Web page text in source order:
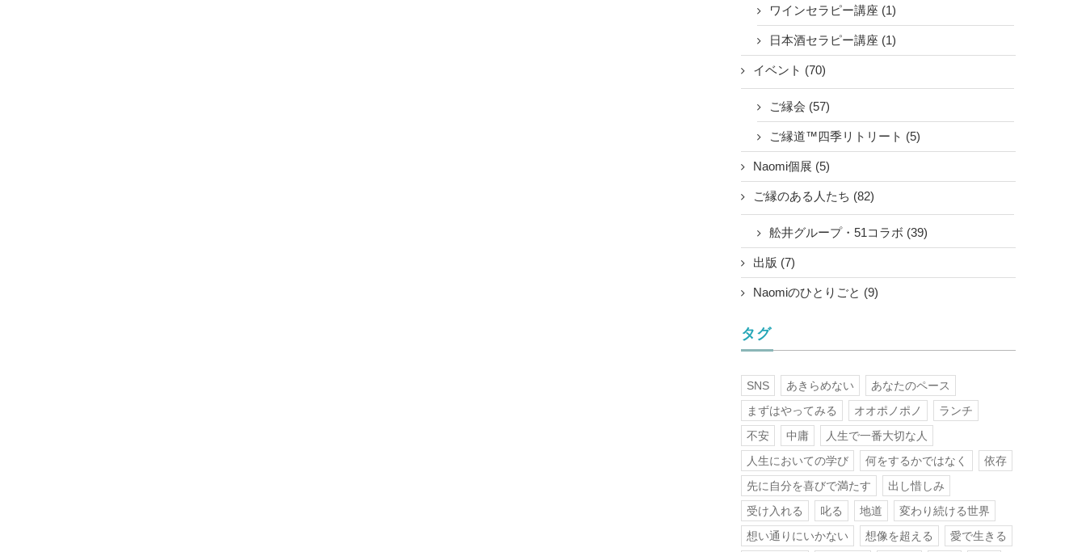
ワインセラピー講座 (1)
日本酒セラピー講座 (1)
イベント (70)
ご縁会 (57)
ご縁道™四季リトリート (5)
Naomi個展 (5)
ご縁のある人たち (82)
舩井グループ・51コラボ (39)
出版 (7)
Naomiのひとりごと (9)
タグ
SNS あきらめない
あなたのペース
まずはやってみる
オオポノポノ
ランチ
不安
中庸
人生で一番大切な人
人生においての学び
何をするかではなく
依存
先に自分を喜びで満たす
出し惜しみ
受け入れる
叱る 地道
変わり続ける世界
想い通りにいかない
想像を超える
愛で生きる